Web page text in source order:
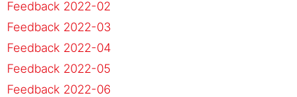
Feedback 2022-02
Feedback 2022-03
Feedback 2022-04
Feedback 2022-05
Feedback 2022-06